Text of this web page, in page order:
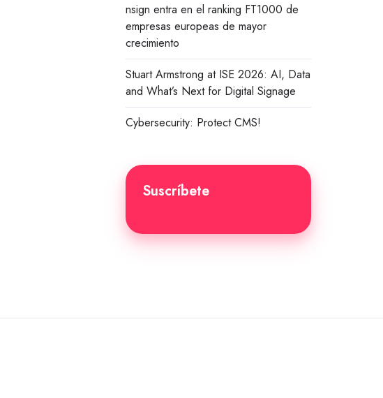
nsign entra en el ranking FT1000 de
empresas europeas de mayor
crecimiento
Stuart Armstrong at ISE 2026: AI, Data
and What’s Next for Digital Signage
Cybersecurity: Protect CMS!
Suscríbete